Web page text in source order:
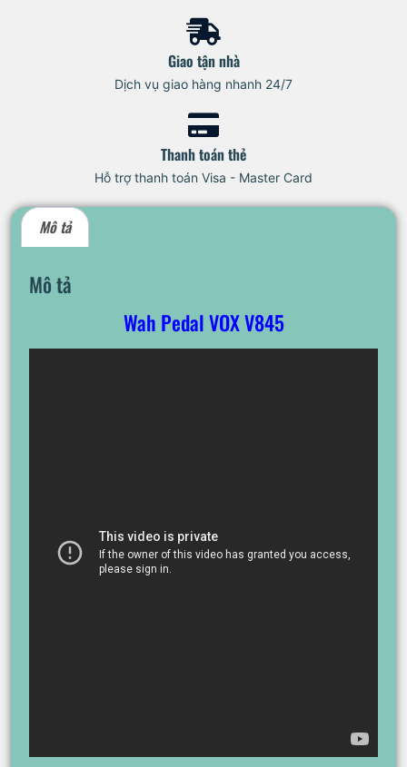
Giao tận nhà
Dịch vụ giao hàng nhanh 24/7
Thanh toán thẻ
Hỗ trợ thanh toán Visa - Master Card
Mô tả
Mô tả
Wah Pedal VOX V845